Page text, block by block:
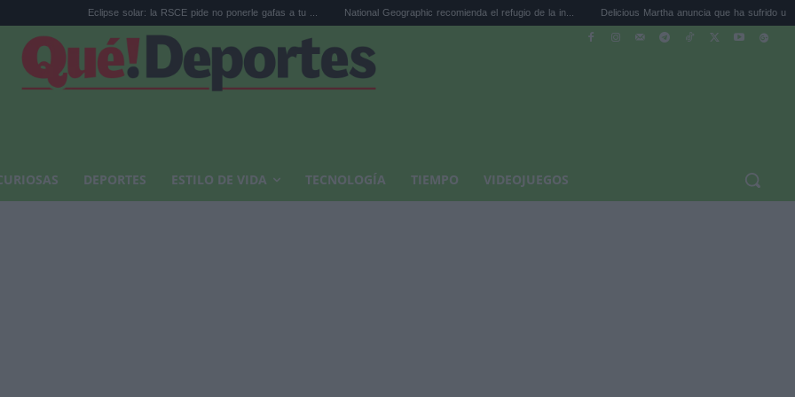
Eclipse solar: la RSCE pide no ponerle gafas a tu ... National Geographic recomienda el refugio de la in... Delicious Martha anuncia que ha sufrido un aborto ...
DEPORTES ESTILO DE VIDA TECNOLOGÍA TIEMPO VIDEOJUEGOS